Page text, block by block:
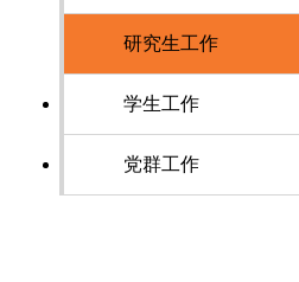
研究生工作
学生工作
党群工作